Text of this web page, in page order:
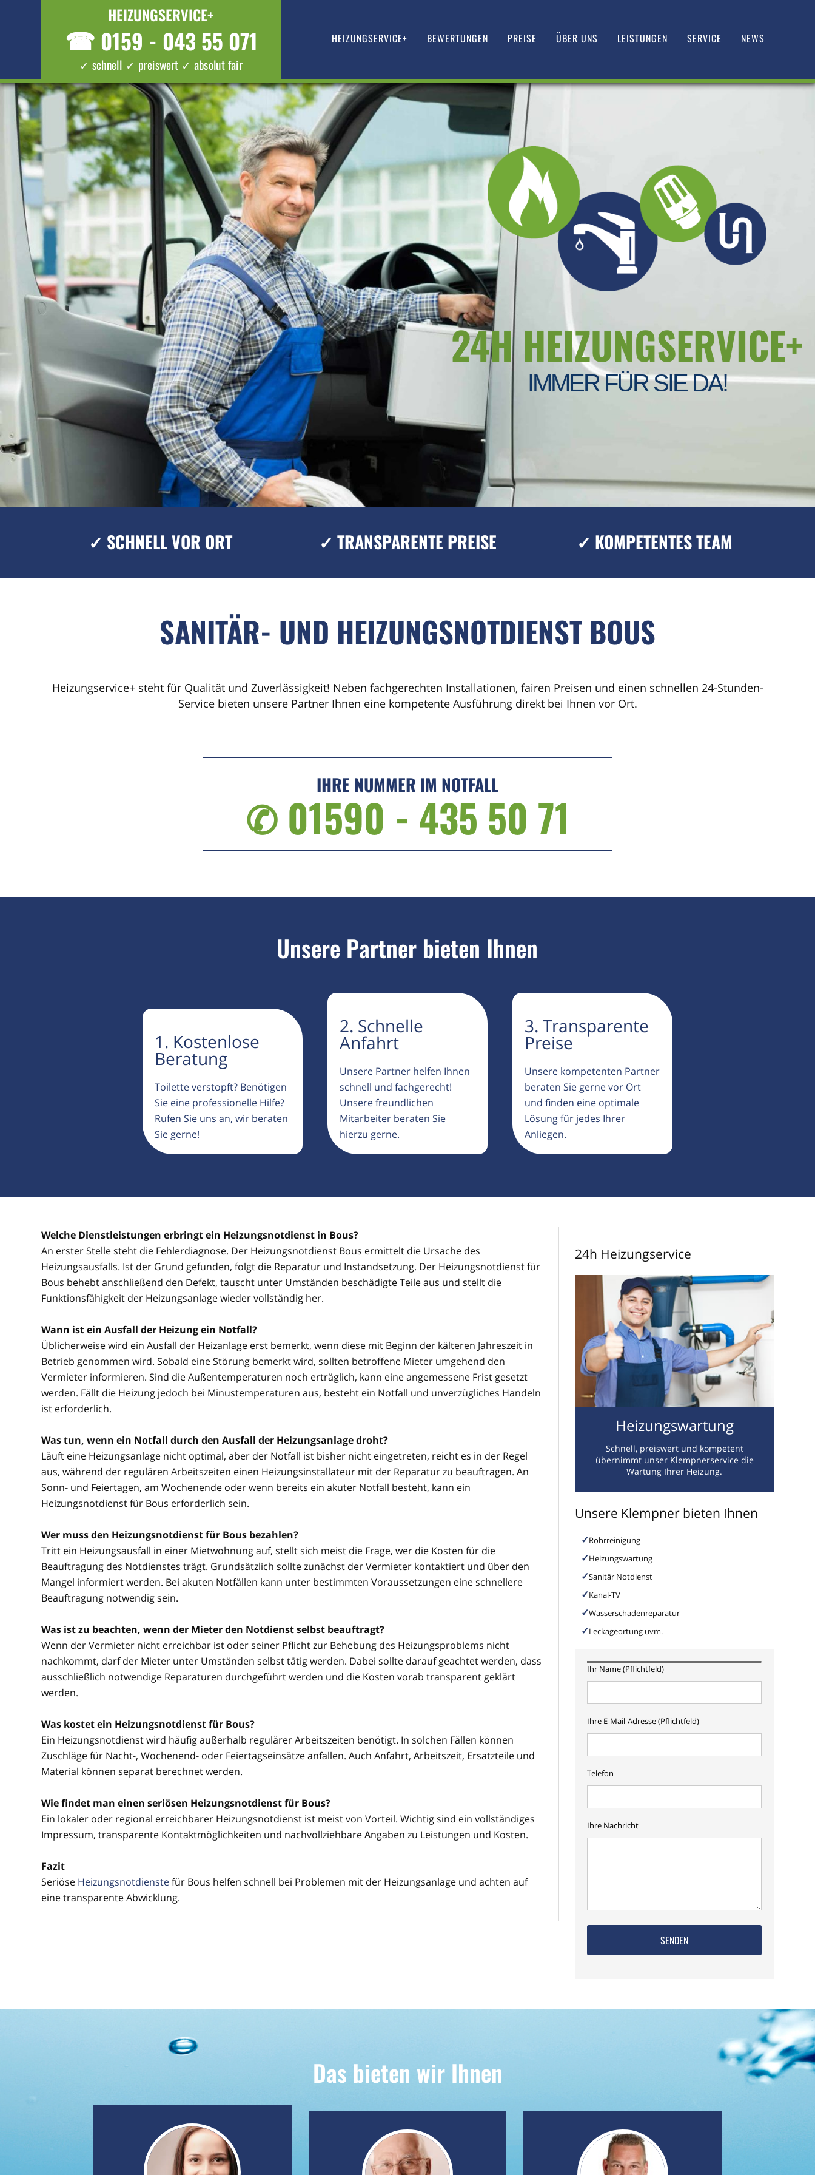
HEIZUNGSERVICE+
☎ 0159 - 043 55 071
✓ schnell ✓ preiswert ✓ absolut fair
HEIZUNGSERVICE+ BEWERTUNGEN PREISE ÜBER UNS LEISTUNGEN SERVICE NEWS
24H HEIZUNGSERVICE+
IMMER FÜR SIE DA!
✓ SCHNELL VOR ORT ✓ TRANSPARENTE PREISE ✓ KOMPETENTES TEAM
SANITÄR- UND HEIZUNGSNOTDIENST BOUS
Heizungservice+ steht für Qualität und Zuverlässigkeit! Neben fachgerechten Installationen, fairen Preisen und einen schnellen 24-Stunden-
Service bieten unsere Partner Ihnen eine kompetente Ausführung direkt bei Ihnen vor Ort.
IHRE NUMMER IM NOTFALL
✆ 01590 - 435 50 71
Unsere Partner bieten Ihnen
1. Kostenlose
Beratung
Toilette verstopft? Benötigen
Sie eine professionelle Hilfe?
Rufen Sie uns an, wir beraten
Sie gerne!
2. Schnelle
Anfahrt
Unsere Partner helfen Ihnen
schnell und fachgerecht!
Unsere freundlichen
Mitarbeiter beraten Sie
hierzu gerne.
3. Transparente
Preise
Unsere kompetenten Partner
beraten Sie gerne vor Ort
und finden eine optimale
Lösung für jedes Ihrer
Anliegen.
Welche Dienstleistungen erbringt ein Heizungsnotdienst in Bous?
An erster Stelle steht die Fehlerdiagnose. Der Heizungsnotdienst Bous ermittelt die Ursache des
Heizungsausfalls. Ist der Grund gefunden, folgt die Reparatur und Instandsetzung. Der Heizungsnotdienst für
Bous behebt anschließend den Defekt, tauscht unter Umständen beschädigte Teile aus und stellt die
Funktionsfähigkeit der Heizungsanlage wieder vollständig her.
Wann ist ein Ausfall der Heizung ein Notfall?
Üblicherweise wird ein Ausfall der Heizanlage erst bemerkt, wenn diese mit Beginn der kälteren Jahreszeit in
Betrieb genommen wird. Sobald eine Störung bemerkt wird, sollten betroffene Mieter umgehend den
Vermieter informieren. Sind die Außentemperaturen noch erträglich, kann eine angemessene Frist gesetzt
werden. Fällt die Heizung jedoch bei Minustemperaturen aus, besteht ein Notfall und unverzügliches Handeln
ist erforderlich.
Was tun, wenn ein Notfall durch den Ausfall der Heizungsanlage droht?
Läuft eine Heizungsanlage nicht optimal, aber der Notfall ist bisher nicht eingetreten, reicht es in der Regel
aus, während der regulären Arbeitszeiten einen Heizungsinstallateur mit der Reparatur zu beauftragen. An
Sonn- und Feiertagen, am Wochenende oder wenn bereits ein akuter Notfall besteht, kann ein
Heizungsnotdienst für Bous erforderlich sein.
Wer muss den Heizungsnotdienst für Bous bezahlen?
Tritt ein Heizungsausfall in einer Mietwohnung auf, stellt sich meist die Frage, wer die Kosten für die
Beauftragung des Notdienstes trägt. Grundsätzlich sollte zunächst der Vermieter kontaktiert und über den
Mangel informiert werden. Bei akuten Notfällen kann unter bestimmten Voraussetzungen eine schnellere
Beauftragung notwendig sein.
Was ist zu beachten, wenn der Mieter den Notdienst selbst beauftragt?
Wenn der Vermieter nicht erreichbar ist oder seiner Pflicht zur Behebung des Heizungsproblems nicht
nachkommt, darf der Mieter unter Umständen selbst tätig werden. Dabei sollte darauf geachtet werden, dass
ausschließlich notwendige Reparaturen durchgeführt werden und die Kosten vorab transparent geklärt
werden.
Was kostet ein Heizungsnotdienst für Bous?
Ein Heizungsnotdienst wird häufig außerhalb regulärer Arbeitszeiten benötigt. In solchen Fällen können
Zuschläge für Nacht-, Wochenend- oder Feiertagseinsätze anfallen. Auch Anfahrt, Arbeitszeit, Ersatzteile und
Material können separat berechnet werden.
Wie findet man einen seriösen Heizungsnotdienst für Bous?
Ein lokaler oder regional erreichbarer Heizungsnotdienst ist meist von Vorteil. Wichtig sind ein vollständiges
Impressum, transparente Kontaktmöglichkeiten und nachvollziehbare Angaben zu Leistungen und Kosten.
Fazit
Seriöse Heizungsnotdienstefür Bous helfen schnell bei Problemen mit der Heizungsanlage und achten auf
eine transparente Abwicklung.
24h Heizungservice
Heizungswartung
Schnell, preiswert und kompetent
übernimmt unser Klempnerservice die
Wartung Ihrer Heizung.
Unsere Klempner bieten Ihnen
Rohrreinigung
Heizungswartung
Sanitär Notdienst
Kanal-TV
Wasserschadenreparatur
Leckageortung uvm.
Ihr Name (Pflichtfeld)
Ihre E-Mail-Adresse (Pflichtfeld)
Telefon
Ihre Nachricht
Das bieten wir Ihnen